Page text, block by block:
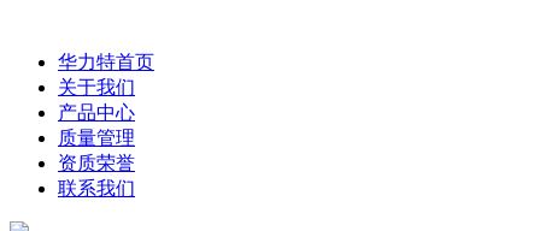
华力特首页
关于我们
产品中心
质量管理
资质荣誉
联系我们